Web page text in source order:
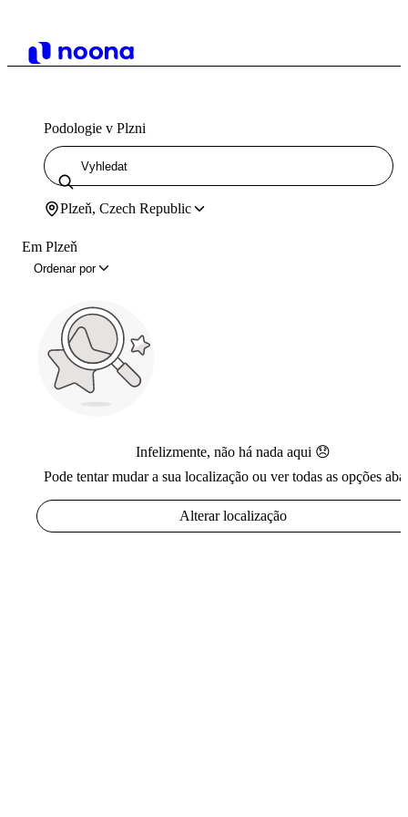
Podologie v Plzni
Plzeň, Czech Republic
Em Plzeň
Ordenar por
Infelizmente, não há nada aqui 😞
Pode tentar mudar a sua localização ou ver todas as opções
Alterar localização